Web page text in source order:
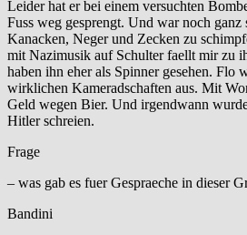
Leider hat er bei einem versuchten
Fuss weg gesprengt. Und war noch ganz
Kanacken, Neger und Zecken zu
mit Nazimusik auf Schulter faellt mir zu
haben ihn eher als Spinner gesehen. Flo
wirklichen Kameradschaften aus. Mit
Geld wegen Bier. Und irgendwann
Hitler schreien.
Frage
– was gab es fuer Gespraeche in dieser
Bandini